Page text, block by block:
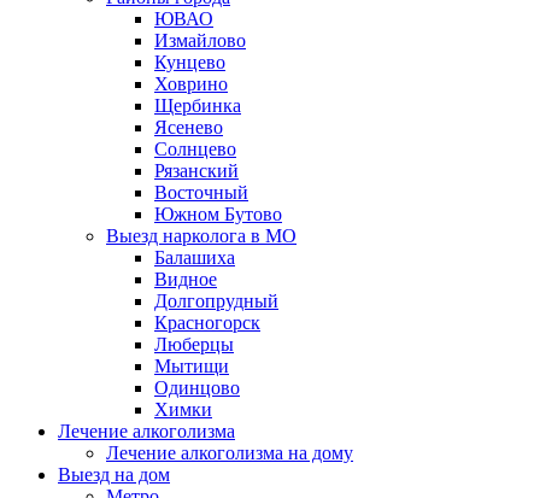
ЮВАО
Измайлово
Кунцево
Ховрино
Щербинка
Ясенево
Солнцево
Рязанский
Восточный
Южном Бутово
Выезд нарколога в МО
Балашиха
Видное
Долгопрудный
Красногорск
Люберцы
Мытищи
Одинцово
Химки
Лечение алкоголизма
Лечение алкоголизма на дому
Выезд на дом